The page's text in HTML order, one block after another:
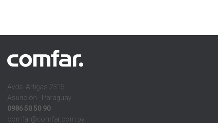
Avda. Artigas 2315
Asunción - Paraguay
0986 50 50 90
comfar@comfar.com.py